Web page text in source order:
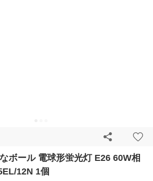
ボール 電球形蛍光灯 E26 60W相
12N 1個